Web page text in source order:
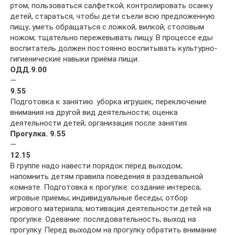
ртом; пользоваться салфеткой; контролировать осанку
детей, стараться, чтобы дети съели всю предложенную
пищу; уметь обращаться с ложкой, вилкой, столовым
ножом; тщательно пережевывать пищу. В процессе еды
воспитатель должен постоянно воспитывать культурно-
гигиенические навыки приёма пищи.
ОДД.9.00
—
9.55
Подготовка к занятию: уборка игрушек; переключение
внимания на другой вид деятельности; оценка
деятельности детей; организация после занятия.
Прогулка. 9.55
—
12.15
В группе надо навести порядок перед выходом;
напомнить детям правила поведения в раздевальной
комнате. Подготовка к прогулке: создание интереса;
игровые приемы; индивидуальные беседы; отбор
игрового материала; мотивация деятельности детей на
прогулке. Одевание: последовательность; выход на
прогулку. Перед выходом на прогулку обратить внимание